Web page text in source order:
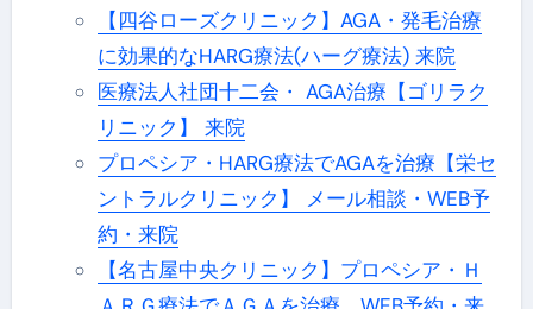
【四谷ローズクリニック】AGA・発毛治療
に効果的なHARG療法(ハーグ療法) 来院
医療法人社団十二会・ AGA治療【ゴリラク
リニック】 来院
プロペシア・HARG療法でAGAを治療【栄セ
ントラルクリニック】 メール相談・WEB予
約・来院
【名古屋中央クリニック】プロペシア・Ｈ